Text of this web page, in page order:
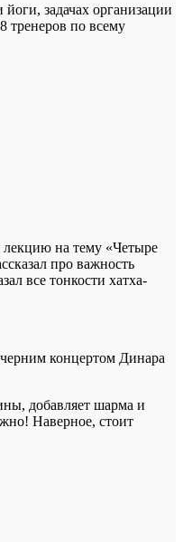
задачах организации
тренеров по всему
лекцию на тему «Четыре
про важность
все тонкости хатха-
концертом Динара
добавляет шарма и
Наверное, стоит